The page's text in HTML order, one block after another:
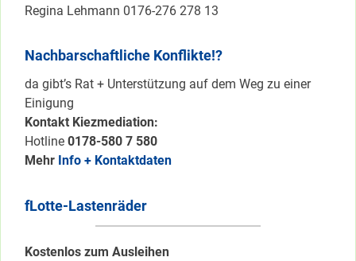
Regina Lehmann 0176-276 278 13
Nachbarschaftliche Konflikte!?
da gibt’s Rat + Unterstützung auf dem Weg zu einer
Einigung
Kontakt Kiezmediation:
Hotline 0178-580 7 580
Mehr Info + Kontaktdaten
fLotte-Lastenräder
Kostenlos zum Ausleihen